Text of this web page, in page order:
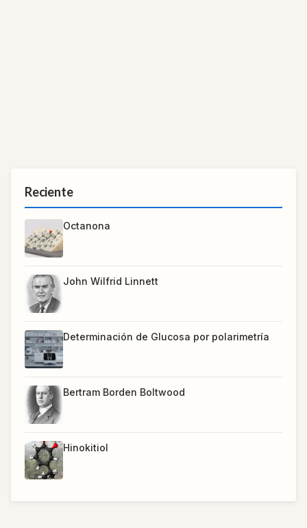
Reciente
Octanona
John Wilfrid Linnett
Determinación de Glucosa por polarimetría
Bertram Borden Boltwood
Hinokitiol